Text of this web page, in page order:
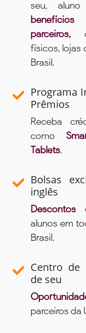
seu,
parceiros,
físicos, lojas
Brasil.
Programa
Prêmios
Receba
como
Tablets.
Bolsas
inglês
Descontos
alunos em
Brasil.
Centro de
de seu
parceiros da